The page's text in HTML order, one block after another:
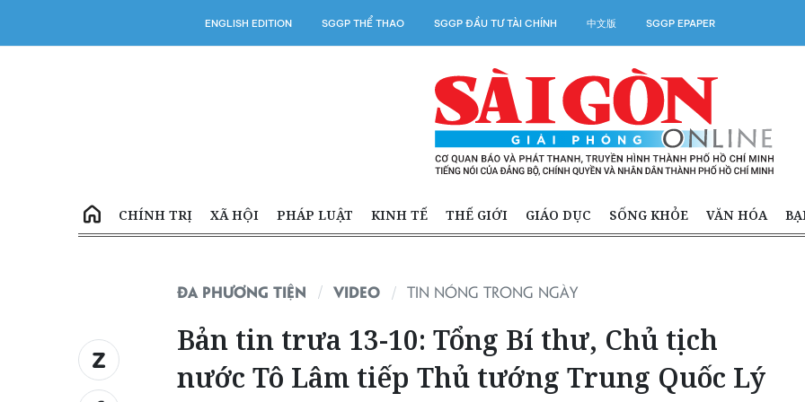
ENGLISH EDITION SGGP THỂ THAO SGGP ĐẦU TƯ TÀI CHÍNH 中文版 SGGP EPAPER
CHÍNH TRỊ XÃ HỘI PHÁP LUẬT KINH TẾ THẾ GIỚI GIÁO DỤC SỐNG KHỎE VĂN HÓA
ĐA PHƯƠNG TIỆN VIDEO TIN NÓNG TRONG NGÀY
Bản tin trưa 13-10: Tổng Bí thư, Chủ tịch
nước Tô Lâm tiếp Thủ tướng Trung Quốc Lý